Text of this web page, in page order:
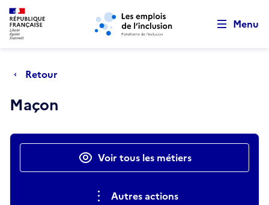
Aller au menu principal Aller au contenu principal
Menu
Retour
Maçon
Actions rapidesVoir tous les métiers
Autres actions
Retour au début de la page
Panneau de gestion des cookies